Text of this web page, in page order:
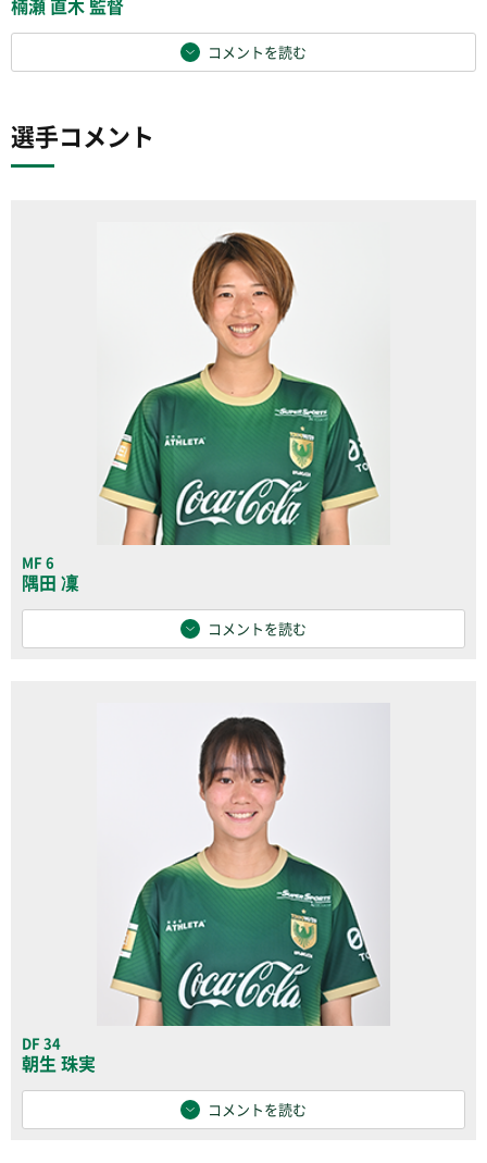
コメントを読む
選手コメント
MF 6
隅田 凜
コメントを読む
DF 34
朝生 珠実
コメントを読む